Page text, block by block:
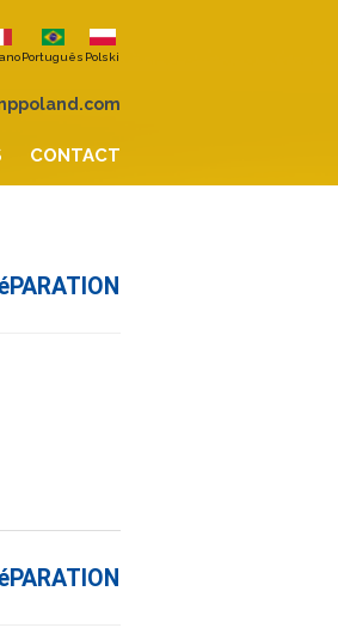
Português Polski
CONTACT